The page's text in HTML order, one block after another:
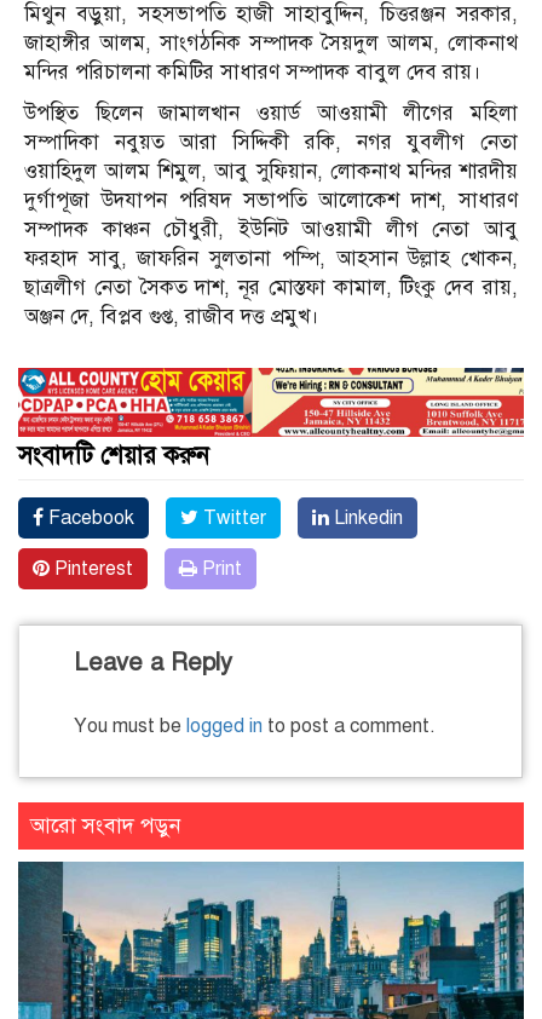
মিথুন বড়ুয়া, সহসভাপতি হাজী সাহাবুদ্দিন, চিত্তরঞ্জন সরকার,
জাহাঙ্গীর আলম, সাংগঠনিক সম্পাদক সৈয়দুল আলম, লোকনাথ
মন্দির পরিচালনা কমিটির সাধারণ সম্পাদক বাবুল দেব রায়।
উপস্থিত ছিলেন জামালখান ওয়ার্ড আওয়ামী লীগের মহিলা
সম্পাদিকা নবুয়ত আরা সিদ্দিকী রকি, নগর যুবলীগ নেতা
ওয়াহিদুল আলম শিমুল, আবু সুফিয়ান, লোকনাথ মন্দির শারদীয়
দুর্গাপূজা উদযাপন পরিষদ সভাপতি আলোকেশ দাশ, সাধারণ
সম্পাদক কাঞ্চন চৌধুরী, ইউনিট আওয়ামী লীগ নেতা আবু
ফরহাদ সাবু, জাফরিন সুলতানা পম্পি, আহসান উল্লাহ খোকন,
ছাত্রলীগ নেতা সৈকত দাশ, নূর মোস্তফা কামাল, টিংকু দেব রায়,
অঞ্জন দে, বিপ্লব গুপ্ত, রাজীব দত্ত প্রমুখ।
সংবাদটি শেয়ার করুন
Facebook Twitter Linkedin
Pinterest Print
Leave a Reply
You must be logged in to post a comment.
আরো সংবাদ পড়ুন